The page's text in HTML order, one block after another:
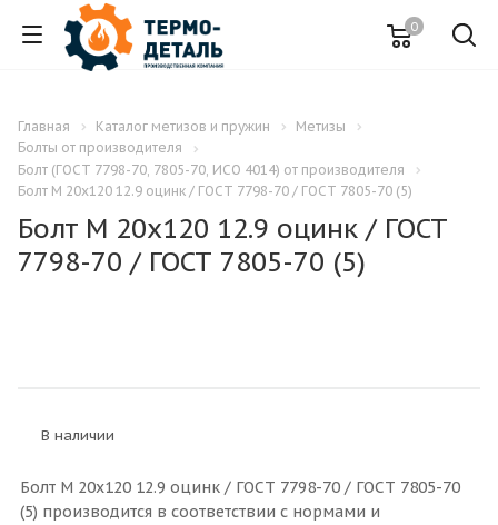
0
Главная Каталог метизов и пружин
Метизы
Болты от производителя
Болт (ГОСТ 7798-70, 7805-70, ИСО 4014) от производителя
Болт M 20x120 12.9 оцинк / ГОСТ 7798-70 / ГОСТ 7805-70 (5)
Болт M 20x120 12.9 оцинк / ГОСТ
7798-70 / ГОСТ 7805-70 (5)
В наличии
Болт M 20x120 12.9 оцинк / ГОСТ 7798-70 / ГОСТ 7805-70
(5) производится в соответствии с нормами и